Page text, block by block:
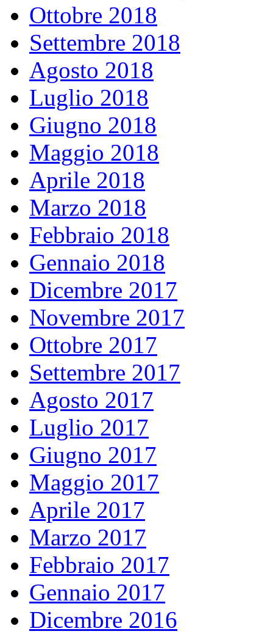
Ottobre 2018
Settembre 2018
Agosto 2018
Luglio 2018
Giugno 2018
Maggio 2018
Aprile 2018
Marzo 2018
Febbraio 2018
Gennaio 2018
Dicembre 2017
Novembre 2017
Ottobre 2017
Settembre 2017
Agosto 2017
Luglio 2017
Giugno 2017
Maggio 2017
Aprile 2017
Marzo 2017
Febbraio 2017
Gennaio 2017
Dicembre 2016